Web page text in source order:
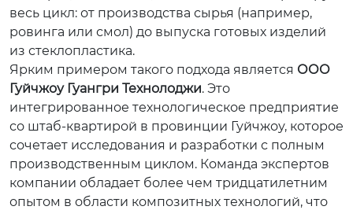
весь цикл: от производства сырья (например,
ровинга или смол) до выпуска готовых изделий
из стеклопластика.
Ярким примером такого подхода является ООО
Гуйчжоу Гуангри Технолоджи. Это
интегрированное технологическое предприятие
со штаб-квартирой в провинции Гуйчжоу, которое
сочетает исследования и разработки с полным
производственным циклом. Команда экспертов
компании обладает более чем тридцатилетним
опытом в области композитных технологий, что